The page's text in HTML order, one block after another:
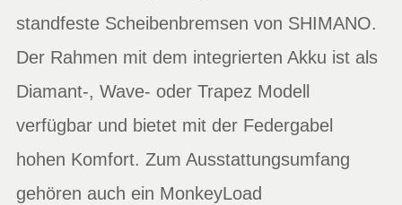
standfeste Scheibenbremsen von SHIMANO.
Der Rahmen mit dem integrierten Akku ist als
Diamant-, Wave- oder Trapez Modell
verfügbar und bietet mit der Federgabel
hohen Komfort. Zum Ausstattungsumfang
gehören auch ein MonkeyLoad